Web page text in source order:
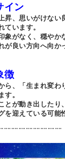
イン
昇、思いがけない
ています。
象がなく、穏やか
が良い方向へ向か
徴
ら、「生まれ変わ
す。
とが動き出したり
を迎えている可能